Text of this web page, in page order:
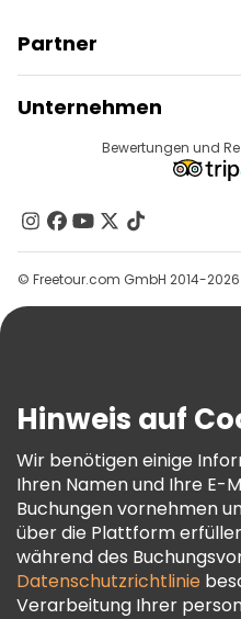
Partner
Anbieter-Anmeldung
Affiliate-Programm
Unternehmen
Reiseziele
Kontakt
Gruppen
Hilfe
AGB Und Rechtliches
Cookie-Richtlinie
Freetour Auszeichnungen
Treueprogramm
Bewertungen und
© Freetour.com GmbH 2014-2026
Hinweis auf
Wir benötigen einige
Ihren Namen und Ihre E-
Buchungen vornehmen
über die Plattform
während des
Datenschutzrichtlinie
Verarbeitung Ihrer